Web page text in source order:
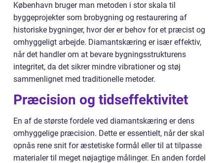
København bruger man metoden i stor skala til
byggeprojekter som brobygning og restaurering af
historiske bygninger, hvor der er behov for et præcist og
omhyggeligt arbejde. Diamantskæring er især effektiv,
når det handler om at bevare bygningsstrukturens
integritet, da det sikrer mindre vibrationer og støj
sammenlignet med traditionelle metoder.
Præcision og tidseffektivitet
En af de største fordele ved diamantskæring er dens
omhyggelige præcision. Dette er essentielt, når der skal
opnås rene snit for æstetiske formål eller til at tilpasse
materialer til meget nøjagtige målinger. En anden fordel